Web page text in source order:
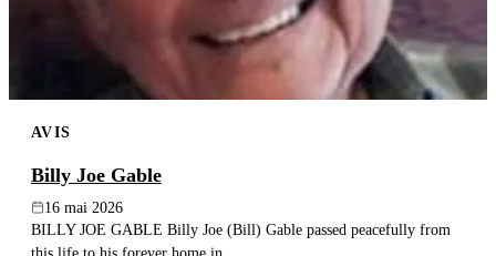
AVIS
Billy Joe Gable
16 mai 2026
BILLY JOE GABLE Billy Joe (Bill) Gable passed peacefully from
this life to his forever home in...